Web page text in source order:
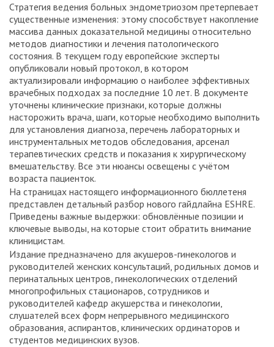
Стратегия ведения больных эндометриозом претерпевает
существенные изменения: этому способствует накопление
массива данных доказательной медицины относительно
методов диагностики и лечения патологического
состояния. В текущем году европейские эксперты
опубликовали новый протокол, в котором
актуализировали информацию о наиболее эффективных
врачебных подходах за последние 10 лет. В документе
уточнены клинические признаки, которые должны
насторожить врача, шаги, которые необходимо выполнить
для установления диагноза, перечень лабораторных и
инструментальных методов обследования, арсенал
терапевтических средств и показания к хирургическому
вмешательству. Все эти нюансы освещены с учётом
возраста пациенток.
На страницах настоящего информационного бюллетеня
представлен детальный разбор нового гайдлайна ESHRE.
Приведены важные выдержки: обновлённые позиции и
ключевые выводы, на которые стоит обратить внимание
клиницистам.
Издание предназначено для акушеров-гинекологов и
руководителей женских консультаций, родильных домов и
перинатальных центров, гинекологических отделений
многопрофильных стационаров, сотрудников и
руководителей кафедр акушерства и гинекологии,
слушателей всех форм непрерывного медицинского
образования, аспирантов, клинических ординаторов и
студентов медицинских вузов.